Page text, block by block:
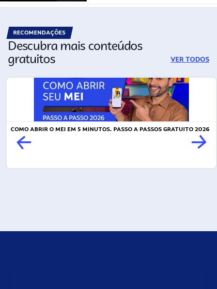
RECOMENDAÇÕES
Descubra mais conteúdos
gratuitos VER TODOS
COMO ABRIR O MEI EM 5 MINUTOS. PASSO A PASSOS GRATUITO 2026